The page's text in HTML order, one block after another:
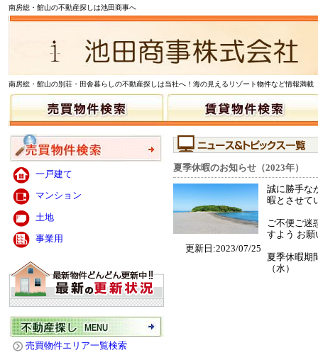
南房総・館山の不動産探しは池田商事へ
南房総・館山の別荘・田舎暮らしの不動産探しは当社へ！海の見えるリゾート物件など情報満載
一戸建て
マンション
土地
事業用
売買物件エリア一覧検索
夏季休暇のお知らせ（2023年）
誠に勝手な
暇とさせて
ご不便ご迷
すよう お願
夏季休暇期
（水）
更新日:2023/07/25